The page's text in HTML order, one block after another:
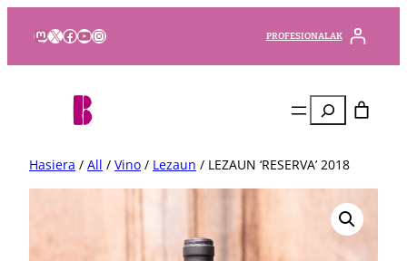
Mastodon
X Facebook
YouTube
Instagram PROFESIONALAK
Bilatu
Hasiera / All / Vino / Lezaun / LEZAUN ‘RESERVA’ 2018